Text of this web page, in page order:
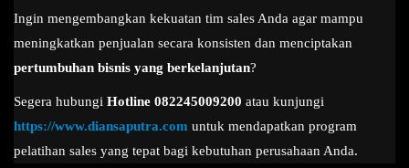
Ingin mengembangkan kekuatan tim sales Anda agar mampu
meningkatkan penjualan secara konsisten dan menciptakan
pertumbuhan bisnis yang berkelanjutan?
Segera hubungi Hotline 082245009200 atau kunjungi
https://www.diansaputra.com untuk mendapatkan program
pelatihan sales yang tepat bagi kebutuhan perusahaan Anda.